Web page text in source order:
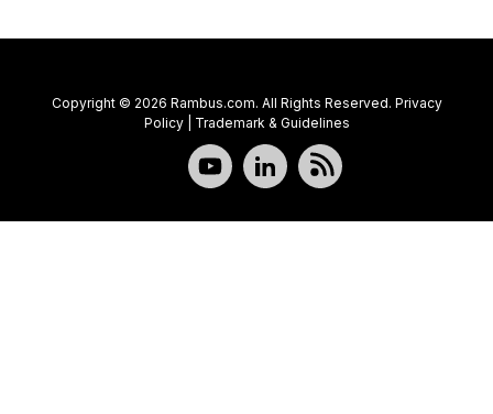
Copyright © 2026 Rambus.com. All Rights Reserved. Privacy
Policy| Trademark & Guidelines